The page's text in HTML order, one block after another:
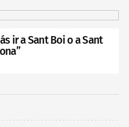
ir a Sant Boi o a Sant